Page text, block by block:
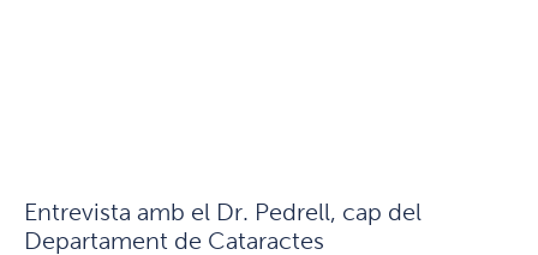
Entrevista amb el Dr. Pedrell, cap del
Departament de Cataractes